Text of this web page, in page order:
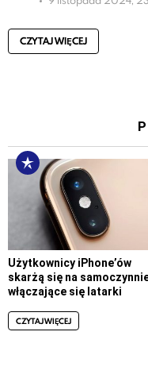
CZYTAJ WIĘCEJ
Użytkownicy iPhone’ów
skarżą się na
włączające się latarki
CZYTAJ WIĘCEJ